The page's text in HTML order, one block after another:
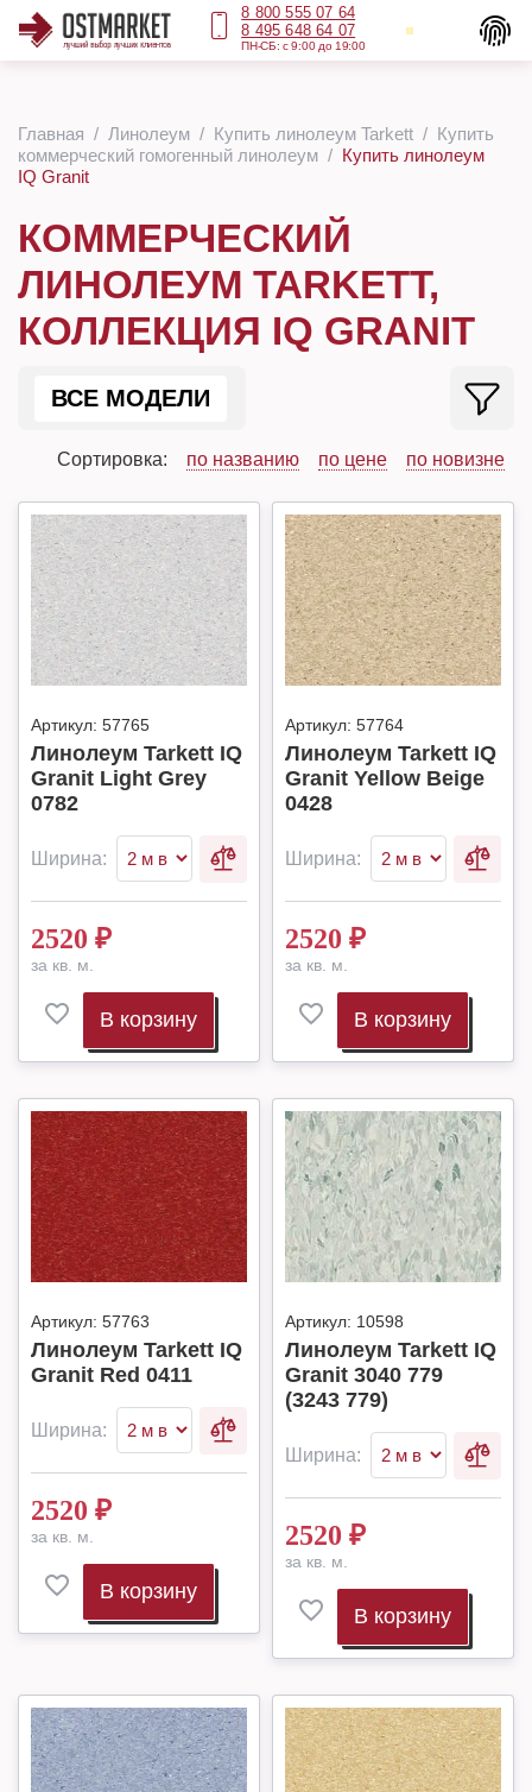
8 800 555 07 64
8 495 648 64 07
ПН-СБ: с 9:00 до 19:00
Главная Линолеум Купить линолеум Tarkett
Купить
коммерческий гомогенный линолеум
Купить линолеум
IQ Granit
КОММЕРЧЕСКИЙ
ЛИНОЛЕУМ TARKETT,
КОЛЛЕКЦИЯ IQ GRANIT
ВСЕ МОДЕЛИ
Сортировка: по названию по цене по новизне
Артикул: 57765
Линолеум Tarkett IQ
Granit Light Grey
0782
Ширина:
2520 ₽
за кв. м.
В корзину
Артикул: 57764
Линолеум Tarkett IQ
Granit Yellow Beige
0428
Ширина:
2520 ₽
за кв. м.
В корзину
Артикул: 57763
Линолеум Tarkett IQ
Granit Red 0411
Ширина:
2520 ₽
за кв. м.
В корзину
Артикул: 10598
Линолеум Tarkett IQ
Granit 3040 779
(3243 779)
Ширина:
2520 ₽
за кв. м.
В корзину